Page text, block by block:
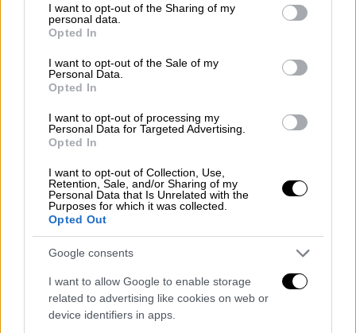
not limited to your visit or usage behaviour. You may click to
grant or deny consent to Google and its third-party tags to
use your data for below specified purposes in below Google
consent section.
I want to opt-out of the Sharing of my
personal data.
Opted In
I want to opt-out of the Sale of my
Personal Data.
Opted In
I want to opt-out of processing my
Personal Data for Targeted Advertising.
Opted In
I want to opt-out of Collection, Use,
Retention, Sale, and/or Sharing of my
Personal Data that Is Unrelated with the
Purposes for which it was collected.
Opted Out
Google consents
I want to allow Google to enable storage
related to advertising like cookies on web or
device identifiers in apps.
Κόσμος|30.10.2023 10:31
Βίντεο ντοκουμέντο από το Ιράν: Οι
τελευταίες στιγμές της 16χρονης που
χτυπήθηκε στο μετρό επειδή δεν
φορούσε μαντήλα
Οι ακτιβιστές κατηγόρησαν την αστυνομία
των ηθών ότι της επιτέθηκε επειδή δεν